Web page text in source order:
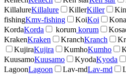
KillalureKillalure KillerKiller
fishingKmv-fishing KoiKoi Kona
KordaKorda korum korum
KrakenKraken KranchKranch
KujiraKujira KumhoKumho
KuusamoKuusamo KyodaKyoda
LagoonLagoon Lav-mdLav-md